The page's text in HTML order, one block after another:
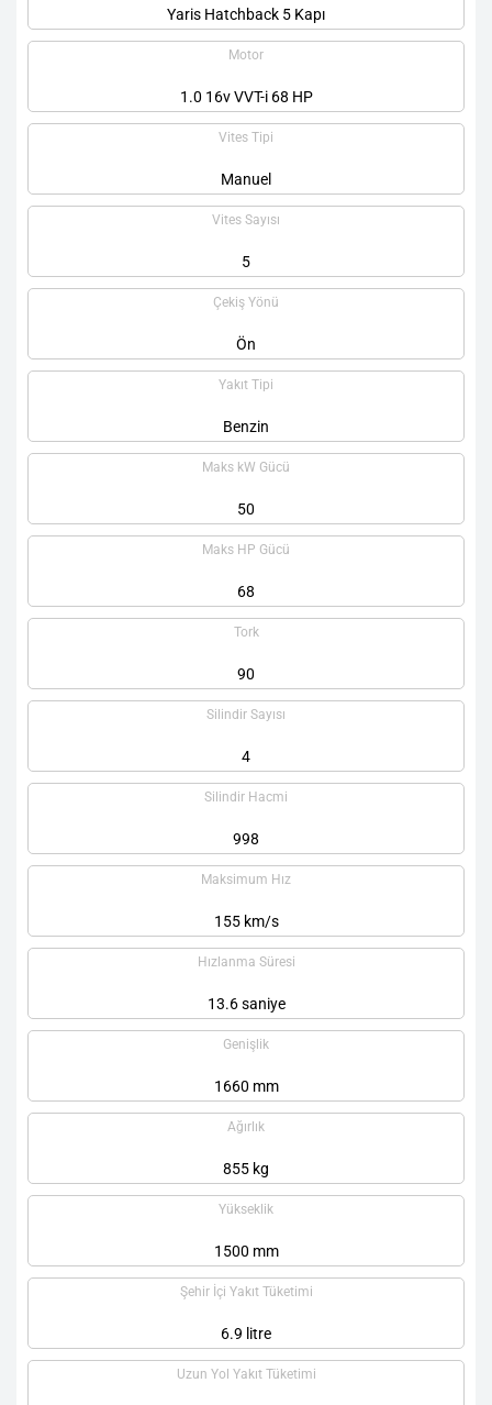
Yaris Hatchback 5 Kapı
Motor
1.0 16v VVT-i 68 HP
Vites Tipi
Manuel
Vites Sayısı
5
Çekiş Yönü
Ön
Yakıt Tipi
Benzin
Maks kW Gücü
50
Maks HP Gücü
68
Tork
90
Silindir Sayısı
4
Silindir Hacmi
998
Maksimum Hız
155 km/s
Hızlanma Süresi
13.6 saniye
Genişlik
1660 mm
Ağırlık
855 kg
Yükseklik
1500 mm
Şehir İçi Yakıt Tüketimi
6.9 litre
Uzun Yol Yakıt Tüketimi